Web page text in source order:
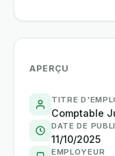
APERÇU
TITRE
Comptable
DATE DE
11/10/2025
EMPLOYEUR